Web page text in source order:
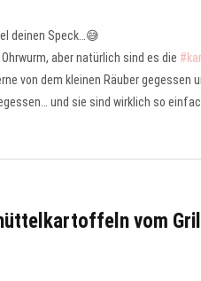
deinen Speck…😅
aber natürlich sind es die
von dem kleinen Räuber gegessen
und sie sind wirklich so
vom Grill